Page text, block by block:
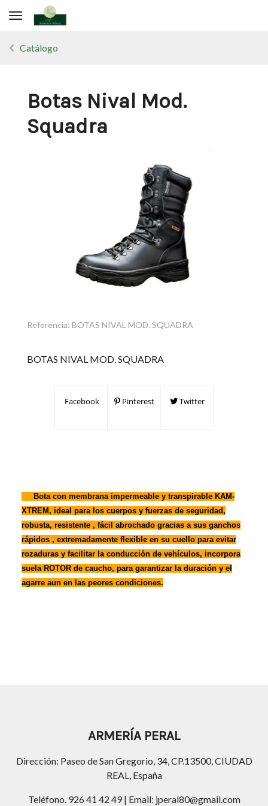
Toggle navigation
Catálogo
Botas Nival Mod.
Squadra
Referencia: BOTAS NIVAL MOD. SQUADRA
BOTAS NIVAL MOD. SQUADRA
Facebook Pinterest Twitter
Bota con membrana impermeable y transpirable KAM-
XTREM, ideal para los cuerpos y fuerzas de seguridad,
robusta, resistente , fácil abrochado gracias a sus ganchos
rápidos , extremadamente flexible en su cuello para evitar
rozaduras y facilitar la conducción de vehículos, incorpora
suela ROTOR de caucho, para garantizar la duración y el
agarre aun en las peores condiciones.
ARMERÍA PERAL
Dirección: Paseo de San Gregorio, 34, CP.13500, CIUDAD
REAL, España
Teléfono. 926 41 42 49 | Email: jperal80@gmail.com